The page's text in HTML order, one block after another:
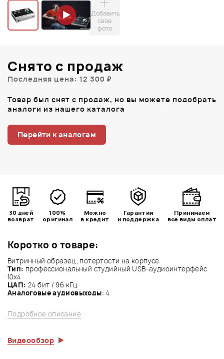
Добавить
свое
фото
Коротко о товаре:
Витринный образец, потертости на корпусе
Тип: профессиональный студийный USB-аудиоинтерфейс
10х4
ЦАП: 24 бит / 96 кГц
Аналоговые аудиовыходы: 4
Подробное описание
Видеообзор
Снято с продаж
Последняя цена: 12 300 ₽
Товар был снят с продаж, но вы можете подобрать
аналоги из нашего каталога
Перейти к аналогам
30 дней
возврат
100%
оригинал
Можно
в кредит
Гарантия
и поддержка
Принимаем
все виды оплат